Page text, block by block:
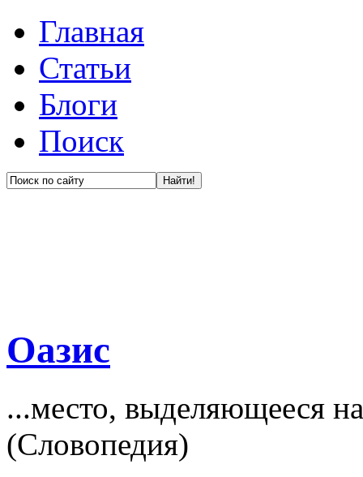
Главная
Статьи
Блоги
Поиск
Оазис
...место, выделяющееся
(Словопедия)